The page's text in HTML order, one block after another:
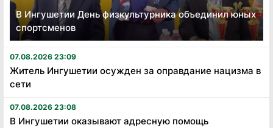
В Ингушетии День физкультурника объединил юных
спортсменов
07.08.2026 23:09
Житель Ингушетии осужден за оправдание нацизма в
сети
07.08.2026 23:08
В Ингушетии оказывают адресную помощь